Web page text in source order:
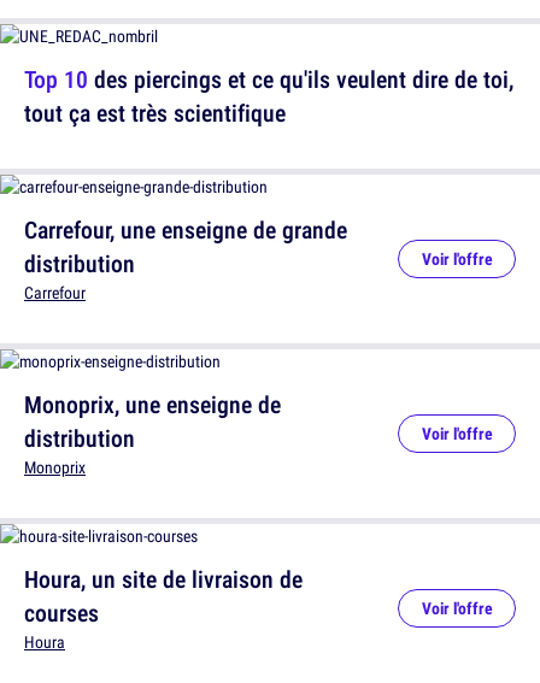
Carrefour, une enseigne de grande
distribution
Carrefour
Voir l'offre
Houra, un site de livraison de
courses
Houra
Voir l'offre
Top 10 des piercings et ce qu'ils veulent dire de toi,
tout ça est très scientifique
Monoprix, une enseigne de
distribution
Monoprix
Voir l'offre